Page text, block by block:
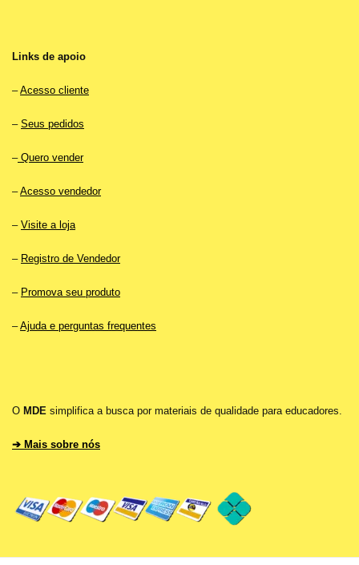
Links de apoio
–Acesso cliente
– Seus pedidos
–Quero vender
–Acesso vendedor
– Visite a loja
– Registro de Vendedor
– Promova seu produto
–Ajuda e perguntas frequentes
O MDE simplifica a busca por materiais de qualidade para educadores.
➔ Mais sobre nós